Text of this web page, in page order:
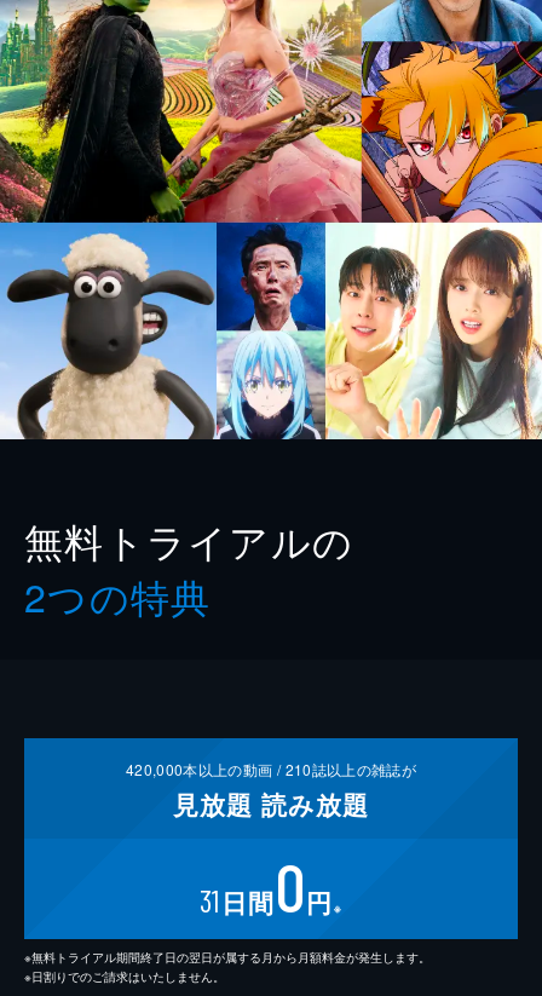
無料トライアルの
2つの特典
420,000本以上の動画 /210誌以上の雑誌が
見放題 読み放題
31 日間0円 ※
※無料トライアル期間終了日の翌日が属する月から月額料金が発生します。
※日割りでのご請求はいたしません。